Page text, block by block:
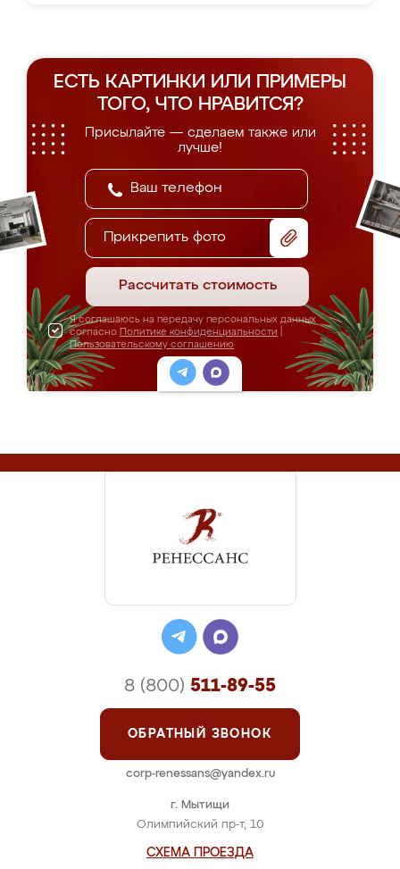
ЕСТЬ КАРТИНКИ ИЛИ ПРИМЕРЫ
ТОГО, ЧТО НРАВИТСЯ?
Присылайте — сделаем также или
лучше!
Прикрепить фото
Рассчитать стоимость
Я соглашаюсь на передачу персональных данных
согласно Политике конфиденциальности
Пользовательскому соглашению
г. Мытищи
Олимпийский пр-т, 10
СХЕМА ПРОЕЗДА
8 (800) 511-89-55
ОБРАТНЫЙ ЗВОНОК
corp-renessans@yandex.ru